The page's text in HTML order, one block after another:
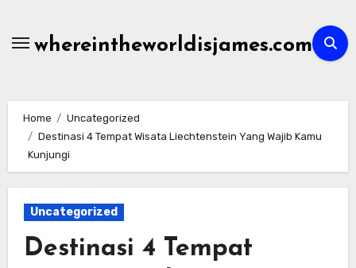
contentwhereintheworldisjames.com
Home
Uncategorized
Destinasi 4 Tempat Wisata Liechtenstein Yang Wajib Kamu
Kunjungi
Uncategorized
Destinasi 4 Tempat